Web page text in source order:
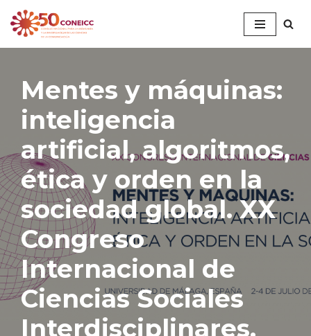
Saltar
Mentes y máquinas:
inteligencia
artificial, algoritmos,
ética y orden en la
sociedad global. XX
Congreso
Internacional de
Ciencias Sociales
Interdisciplinares.